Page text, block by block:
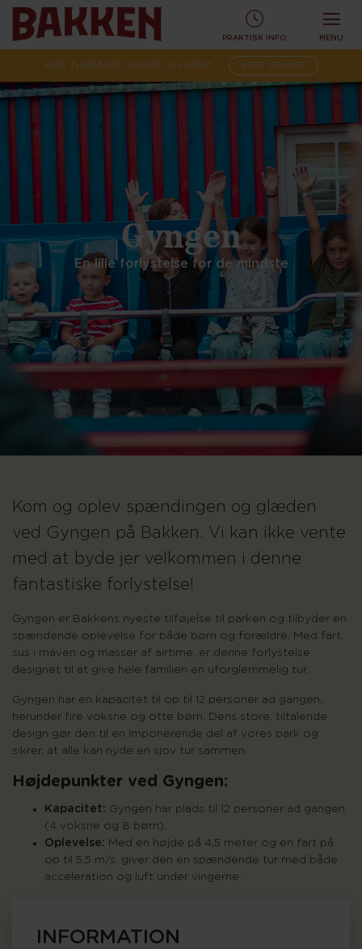
Gyngen
En lille forlystelse for de mindste
Kom og oplev spændingen og glæden
ved Gyngen på Bakken. Vi kan ikke vente
med at byde jer velkommen i denne
fantastiske forlystelse!
Gyngen er Bakkens nyeste tilføjelse til parken og tilbyder en
spændende oplevelse for både børn og forældre. Med fart,
sus i maven og masser af airtime, er denne forlystelse
designet til at give hele familien en uforglemmelig tur.
Gyngen har en kapacitet til op til 12 personer ad gangen,
herunder fire voksne og otte børn. Dens store, tiltalende
design gør den til en imponerende del af vores park og
sikrer, at alle kan nyde en sjov tur sammen.
Højdepunkter ved Gyngen:
Kapacitet: Gyngen har plads til 12 personer ad gangen
(4 voksne og 8 børn).
Oplevelse: Med en højde på 4,5 meter og en fart på
op til 5,5 m/s, giver den en spændende tur med både
acceleration og luft under vingerne.
INFORMATION
PRAKTISK INFO MENU
KØB TURBÅND ONLINE OG SPAR! KØB ONLINE